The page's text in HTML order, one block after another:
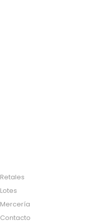
Retales
Lotes
Mercería
Contacto